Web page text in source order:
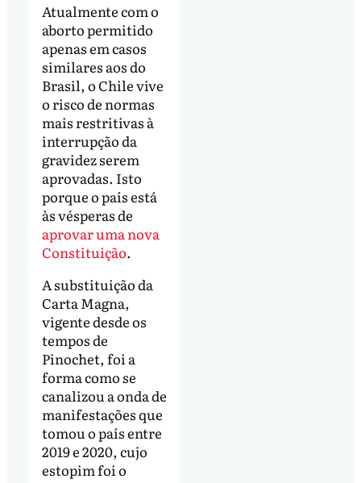
Atualmente com o
aborto permitido
apenas em casos
similares aos do
Brasil, o Chile vive
o risco de normas
mais restritivas à
interrupção da
gravidez serem
aprovadas. Isto
porque o país está
às vésperas de
aprovar uma nova
Constituição.
A substituição da
Carta Magna,
vigente desde os
tempos de
Pinochet, foi a
forma como se
canalizou a onda de
manifestações que
tomou o país entre
2019 e 2020, cujo
estopim foi o